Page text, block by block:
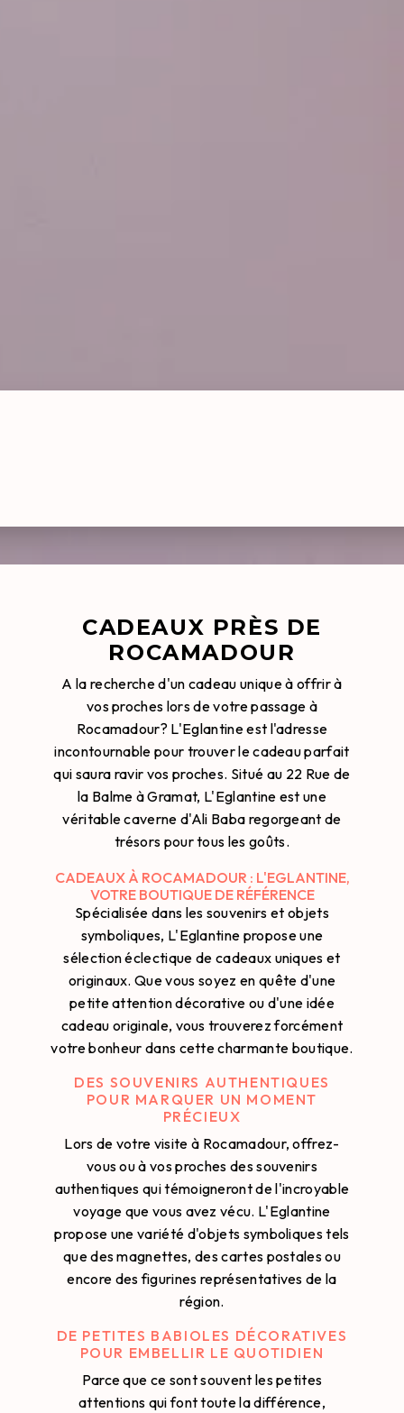
CADEAUX PRÈS DE
ROCAMADOUR
A la recherche d'un cadeau unique à offrir à
vos proches lors de votre passage à
Rocamadour? L'Eglantine est l'adresse
incontournable pour trouver le cadeau parfait
qui saura ravir vos proches. Situé au 22 Rue de
la Balme à Gramat, L'Eglantine est une
véritable caverne d'Ali Baba regorgeant de
trésors pour tous les goûts.
CADEAUX À ROCAMADOUR : L'EGLANTINE,
VOTRE BOUTIQUE DE RÉFÉRENCE
Spécialisée dans les souvenirs et objets
symboliques, L'Eglantine propose une
sélection éclectique de cadeaux uniques et
originaux. Que vous soyez en quête d'une
petite attention décorative ou d'une idée
cadeau originale, vous trouverez forcément
votre bonheur dans cette charmante boutique.
DES SOUVENIRS AUTHENTIQUES
POUR MARQUER UN MOMENT
PRÉCIEUX
Lors de votre visite à Rocamadour, offrez-
vous ou à vos proches des souvenirs
authentiques qui témoigneront de l'incroyable
voyage que vous avez vécu. L'Eglantine
propose une variété d'objets symboliques tels
que des magnettes, des cartes postales ou
encore des figurines représentatives de la
région.
DE PETITES BABIOLES DÉCORATIVES
POUR EMBELLIR LE QUOTIDIEN
Parce que ce sont souvent les petites
attentions qui font toute la différence,